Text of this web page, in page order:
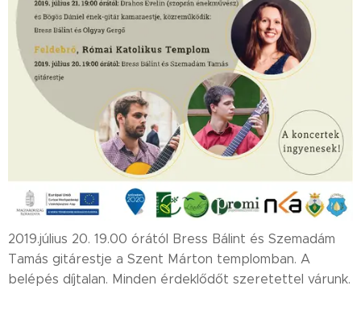
2019.július 20. 19.00 órától Bress Bálint és Szemadám
Tamás gitárestje a Szent Márton templomban. A
belépés díjtalan. Minden érdeklődőt szeretettel várunk.